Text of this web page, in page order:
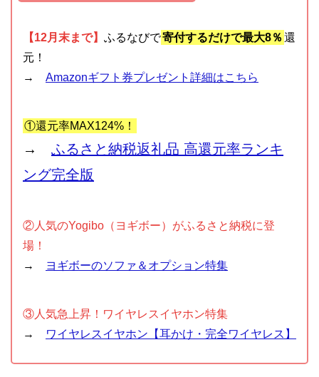
【12月末まで】 ふるなびで寄付するだけで最大8％ 還
元！
→ Amazonギフト券プレゼント詳細はこちら
①還元率MAX124%！
→ ふるさと納税返礼品 高還元率ランキ
ング完全版
②人気のYogibo（ヨギボー）がふるさと納税に登
場！
→
ヨギボーのソファ＆オプション特集
③人気急上昇！ワイヤレスイヤホン特集
→
ワイヤレスイヤホン【耳かけ・完全ワイヤレス】